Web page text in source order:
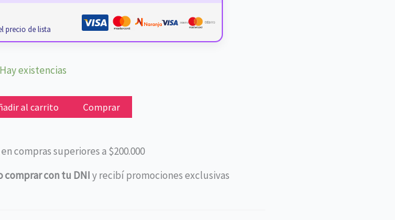
precio de lista
Hay existencias
al carrito Comprar
en compras superiores a $200.000
comprar con tu DNIy recibí promociones exclusivas